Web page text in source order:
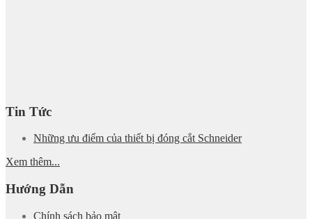
Tin Tức
Những ưu điểm của thiết bị đóng cắt Schneider
Xem thêm...
Hướng Dẫn
Chính sách bảo mật